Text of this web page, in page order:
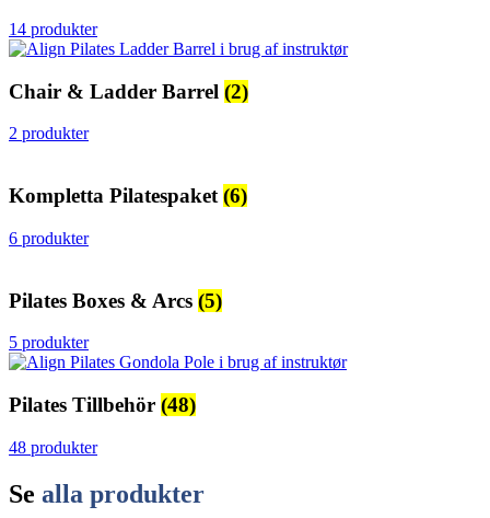
14 produkter
Chair & Ladder Barrel (2)
2 produkter
Kompletta Pilatespaket (6)
6 produkter
Pilates Boxes & Arcs (5)
5 produkter
Pilates Tillbehör (48)
48 produkter
Se alla produkter